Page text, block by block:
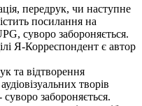
передрук, чи наступне
посилання на
суворо забороняється.
Я-Корреспондент є автор
та відтворення
творів
забороняється.